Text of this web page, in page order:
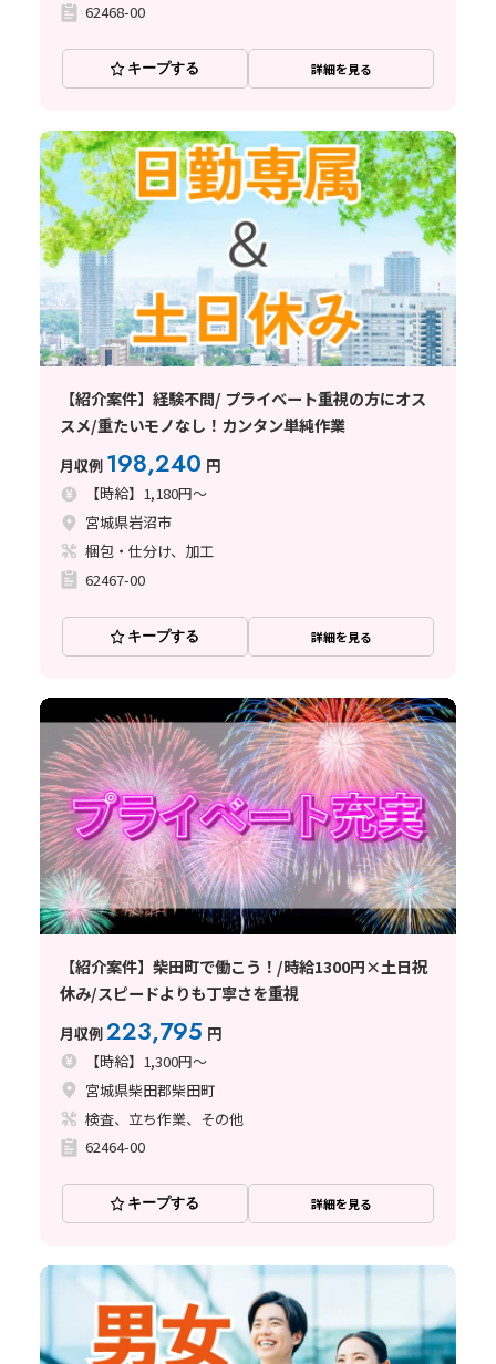
62468-00
キープする 詳細を見る
【紹介案件】経験不問/ プライベート重視の方にオス
スメ/重たいモノなし！カンタン単純作業
月収例 198,240 円
【時給】1,180円～
宮城県岩沼市
梱包・仕分け、加工
62467-00
キープする 詳細を見る
【紹介案件】柴田町で働こう！/時給1300円×土日祝
休み/スピードよりも丁寧さを重視
月収例223,795 円
【時給】1,300円～
宮城県柴田郡柴田町
検査、立ち作業、その他
62464-00
キープする 詳細を見る